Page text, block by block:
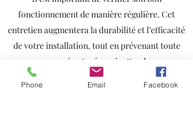
fonctionnement de manière régulière. Cet
entretien augmentera la durabilité et l’efficacité
de votre installation, tout en prévenant toute
casse prématurée ou inattendue.
Réserver
Phone Email Facebook